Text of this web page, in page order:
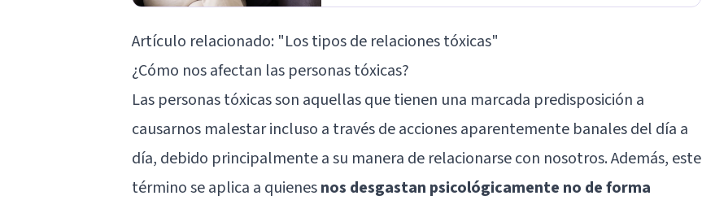
Artículo relacionado: "Los tipos de relaciones tóxicas"
¿Cómo nos afectan las personas tóxicas?
Las personas tóxicas son aquellas que tienen una marcada predisposición a
causarnos malestar incluso a través de acciones aparentemente banales del día a
día, debido principalmente a su manera de relacionarse con nosotros. Además, este
término se aplica a quienesnos desgastan psicológicamente no de forma